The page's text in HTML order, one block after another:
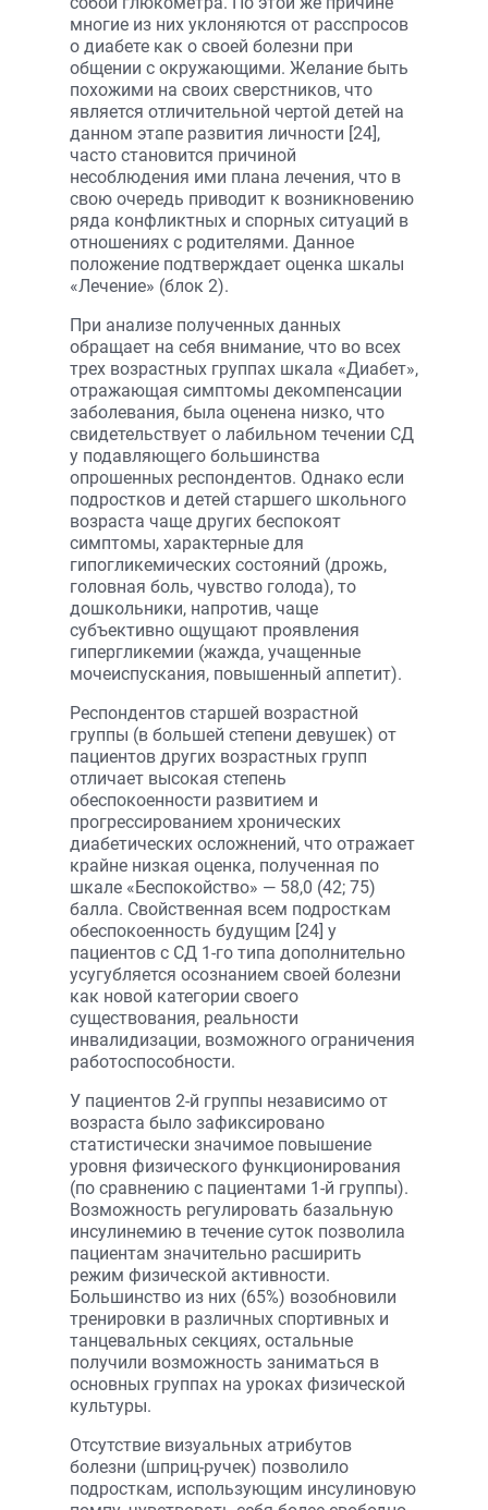
многие из них уклоняются от расспросов
о диабете как о своей болезни при
общении с окружающими. Желание быть
похожими на своих сверстников, что
является отличительной чертой детей на
данном этапе развития личности [24],
часто становится причиной
несоблюдения ими плана лечения, что в
свою очередь приводит к возникновению
ряда конфликтных и спорных ситуаций в
отношениях с родителями. Данное
положение подтверждает оценка шкалы
«Лечение» (блок 2).
При анализе полученных данных
обращает на себя внимание, что во всех
трех возрастных группах шкала «Диабет»,
отражающая симптомы декомпенсации
заболевания, была оценена низко, что
свидетельствует о лабильном течении СД
у подавляющего большинства
опрошенных респондентов. Однако если
подростков и детей старшего школьного
возраста чаще других беспокоят
симптомы, характерные для
гипогликемических состояний (дрожь,
головная боль, чувство голода), то
дошкольники, напротив, чаще
субъективно ощущают проявления
гипергликемии (жажда, учащенные
мочеиспускания, повышенный аппетит).
Респондентов старшей возрастной
группы (в большей степени девушек) от
пациентов других возрастных групп
отличает высокая степень
обеспокоенности развитием и
прогрессированием хронических
диабетических осложнений, что отражает
крайне низкая оценка, полученная по
шкале «Беспокойство» — 58,0 (42; 75)
балла. Свойственная всем подросткам
обеспокоенность будущим [24] у
пациентов с СД 1-го типа дополнительно
усугубляется осознанием своей болезни
как новой категории своего
существования, реальности
инвалидизации, возможного ограничения
работоспособности.
У пациентов 2-й группы независимо от
возраста было зафиксировано
статистически значимое повышение
уровня физического функционирования
(по сравнению с пациентами 1-й группы).
Возможность регулировать базальную
инсулинемию в течение суток позволила
пациентам значительно расширить
режим физической активности.
Большинство из них (65%) возобновили
тренировки в различных спортивных и
танцевальных секциях, остальные
получили возможность заниматься в
основных группах на уроках физической
культуры.
Отсутствие визуальных атрибутов
болезни (шприц-ручек) позволило
подросткам, использующим инсулиновую